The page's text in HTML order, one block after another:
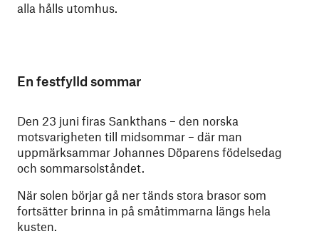
alla hålls utomhus.
En festfylld sommar
Den 23 juni firas Sankthans – den norska
motsvarigheten till midsommar – där man
uppmärksammar Johannes Döparens födelsedag
och sommarsolståndet.
När solen börjar gå ner tänds stora brasor som
fortsätter brinna in på småtimmarna längs hela
kusten.